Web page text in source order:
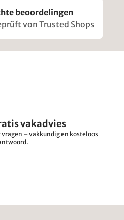
beoordelingen
von Trusted Shops
vakadvies
vragen – vakkundig en kosteloos